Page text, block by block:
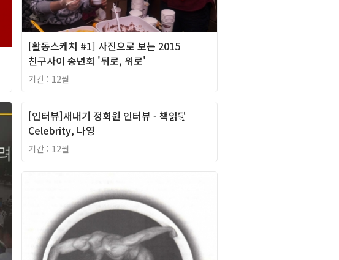
[활동스케치 #1] 사진으로 보는 2015
친구사이 송년회 '뒤로, 위로'
기간 : 12월
2015년
[인터뷰]새내기 정회원 인터뷰 - 책읽당
Celebrity, 나영
기간 : 12월